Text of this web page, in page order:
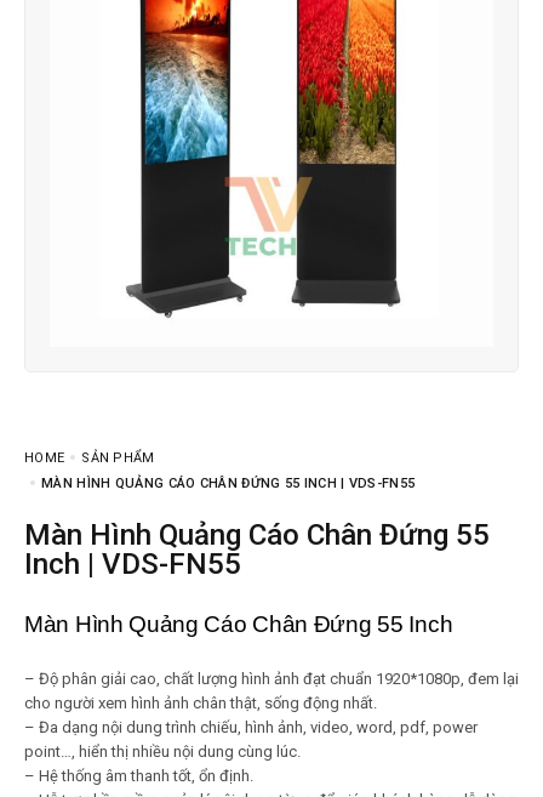
HOME
SẢN PHẨM
MÀN HÌNH QUẢNG CÁO CHÂN ĐỨNG 55 INCH | VDS-FN55
Màn Hình Quảng Cáo Chân Đứng 55
Inch | VDS-FN55
Màn Hình Quảng Cáo Chân Đứng 55 Inch
– Độ phân giải cao, chất lượng hình ảnh đạt chuẩn 1920*1080p, đem lại
cho người xem hình ảnh chân thật, sống động nhất.
– Đa dạng nội dung trình chiếu, hình ảnh, video, word, pdf, power
point…, hiển thị nhiều nội dung cùng lúc.
– Hệ thống âm thanh tốt, ổn định.